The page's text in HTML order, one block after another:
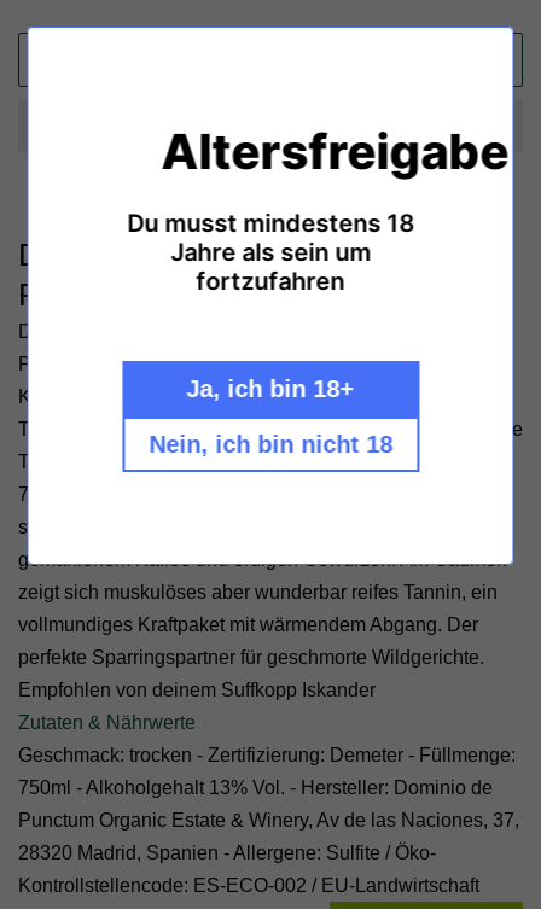
Dominio de Punctum Tempranillo
Petit Verdot Oak Aged
Der Tempranillo Petit Verdot Oak Aged von Dominio de
Punctum ist geprägt durch das mediterrane
Kontinentalklima Zentralspaniens: vollreif durch die
Tagessonne, mit aromatischen Kontrasten durch nächtliche
Temperatursenkungen. Der biodynamisch erzeugte Wein,
70% Tempranillo und 30% Petit Verdot, erstrahlt in einem
satten Kirschrot. In der Nase Impressionen von frisch
gemahlenem Kaffee und erdigen Gewürzen. Am Gaumen
zeigt sich muskulöses aber wunderbar reifes Tannin, ein
vollmundiges Kraftpaket mit wärmendem Abgang. Der
perfekte Sparringspartner für geschmorte Wildgerichte.
Empfohlen von deinem Suffkopp Iskander
Zutaten & Nährwerte
Geschmack: trocken - Zertifizierung: Demeter - Füllmenge:
750ml - Alkoholgehalt 13% Vol. - Hersteller: Dominio de
Punctum Organic Estate & Winery, Av de las Naciones, 37,
28320 Madrid, Spanien - Allergene: Sulfite / Öko-
Kontrollstellencode: ES-ECO-002 / EU-Landwirtschaft
Altersfreigabe
Du musst mindestens 18
Jahre als sein um
fortzufahren
Ja, ich bin 18+
Nein, ich bin nicht 18